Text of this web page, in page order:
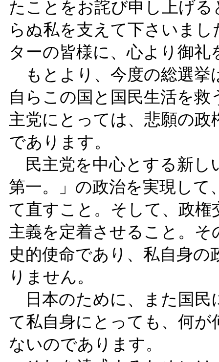
たことをお詫び申し上げ
らぬ私を支えて下さいま
ターの皆様に、心より御礼
もとより、今度の総選挙
自らこの国と国民生活を
主党にとっては、悲願の
であります。
民主党を中心とする新し
第一。」の政治を実現して
て直すこと。そして、政
主義を定着させること。
史的使命であり、私自身
りません。
日本のために、また国民
て私自身にとっても、何
ないのであります。